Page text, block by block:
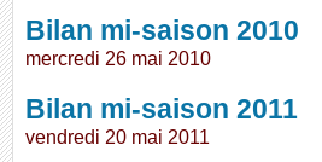
Bilan mi-saison 2010
mercredi 26 mai 2010
Bilan mi-saison 2011
vendredi 20 mai 2011